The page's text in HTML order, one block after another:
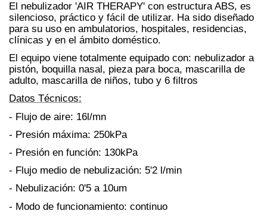
El nebulizador 'AIR THERAPY' con estructura ABS, es
silencioso, práctico y fácil de utilizar. Ha sido diseñado
para su uso en ambulatorios, hospitales, residencias,
clínicas y en el ámbito doméstico.
El equipo viene totalmente equipado con: nebulizador a
pistón, boquilla nasal, pieza para boca, mascarilla de
adulto, mascarilla de niños, tubo y 6 filtros
Datos Técnicos:
- Flujo de aire: 16l/mn
- Presión máxima: 250kPa
- Presión en función: 130kPa
- Flujo medio de nebulización: 5'2 l/min
- Nebulización: 0'5 a 10um
- Modo de funcionamiento: continuo